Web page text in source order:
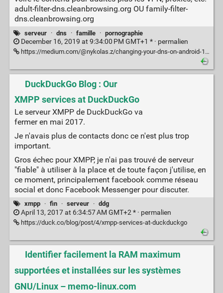
adult-filter-dns.cleanbrowsing.org OU family-filter-
dns.cleanbrowsing.org
serveur · dns · famille · pornographie
December 16, 2019 at 9:34:00 PM GMT+1 * · permalien
https://medium.com/@nykolas.z/changing-your-dns-on-android-14950a1b7050
DuckDuckGo Blog : Our
XMPP services at DuckDuckGo
Le serveur XMPP de DuckDuckGo va
fermer en mai 2017.
Je n'avais plus de contacts donc ce n'est plus trop
important.
Gros échec pour XMPP, je n'ai pas trouvé de serveur
"fiable" à utiliser à la place et de toute façon j'utilise, en
ce moment, principalement facebook comme réseau
social et donc Facebook Messenger pour discuter.
xmpp · fin · serveur · ddg
April 13, 2017 at 6:34:57 AM GMT+2 * · permalien
https://duck.co/blog/post/4/xmpp-services-at-duckduckgo
Identifier facilement la RAM maximum
supportées et installées sur les systèmes
GNU/Linux – memo-linux.com